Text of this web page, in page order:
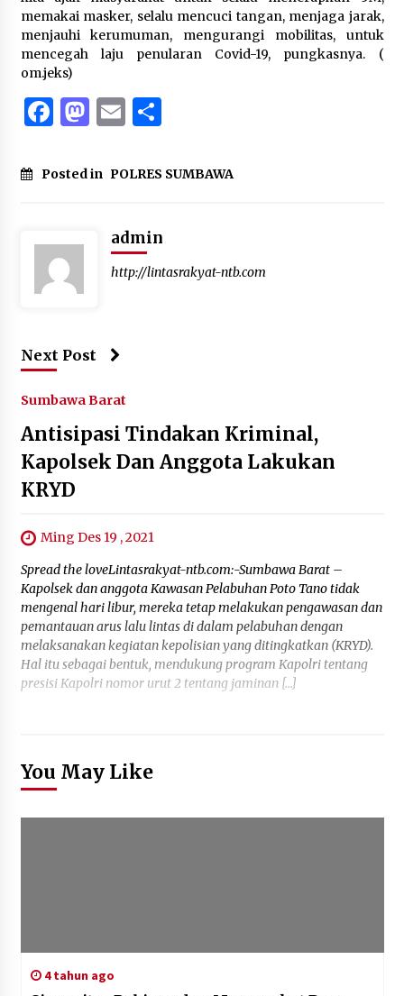
memakai masker, selalu mencuci tangan, menjaga jarak,
menjauhi kerumuman, mengurangi mobilitas, untuk
mencegah laju penularan Covid-19, pungkasnya. (
om.jeks)
Facebook
Mastodon
EmailShare
Posted in POLRES SUMBAWA
admin
http://lintasrakyat-ntb.com
Next Post
Sumbawa Barat
Antisipasi Tindakan Kriminal,
Kapolsek Dan Anggota Lakukan
KRYD
Ming Des 19 , 2021
Spread the loveLintasrakyat-ntb.com:-Sumbawa Barat –
Kapolsek dan anggota Kawasan Pelabuhan Poto Tano tidak
mengenal hari libur, mereka tetap melakukan pengawasan dan
pemantauan arus lalu lintas di dalam pelabuhan dengan
melaksanakan kegiatan kepolisian yang ditingkatkan (KRYD).
Hal itu sebagai bentuk, mendukung program Kapolri tentang
presisi Kapolri nomor urut 2 tentang jaminan […]
You May Like
4 tahun ago